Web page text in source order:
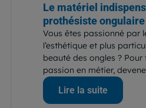
Le matériel
prothésiste ongulaire
Vous êtes passionné par
l’esthétique et plus
beauté des ongles ?
passion en métier,
Lire la suite